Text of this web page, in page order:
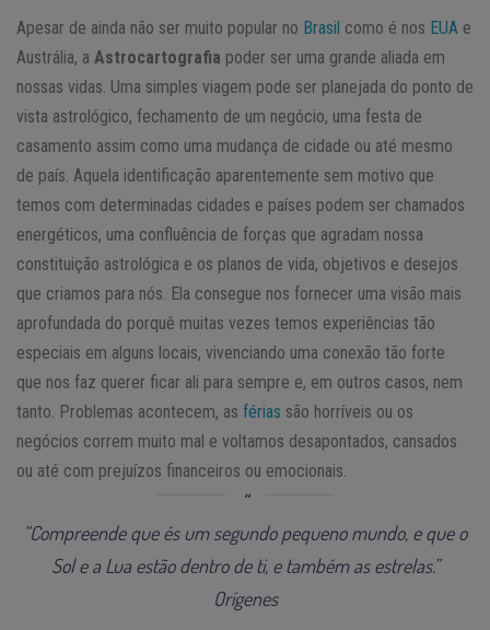
Apesar de ainda não ser muito popular no Brasil como é nos EUA e
Austrália, a Astrocartografia poder ser uma grande aliada em
nossas vidas. Uma simples viagem pode ser planejada do ponto de
vista astrológico, fechamento de um negócio, uma festa de
casamento assim como uma mudança de cidade ou até mesmo
de país. Aquela identificação aparentemente sem motivo que
temos com determinadas cidades e países podem ser chamados
energéticos, uma confluência de forças que agradam nossa
constituição astrológica e os planos de vida, objetivos e desejos
que criamos para nós. Ela consegue nos fornecer uma visão mais
aprofundada do porquê muitas vezes temos experiências tão
especiais em alguns locais, vivenciando uma conexão tão forte
que nos faz querer ficar ali para sempre e, em outros casos, nem
tanto. Problemas acontecem, as férias são horríveis ou os
negócios correm muito mal e voltamos desapontados, cansados
ou até com prejuízos financeiros ou emocionais.
“Compreende que és um segundo pequeno mundo, e que o
Sol e a Lua estão dentro de ti, e também as estrelas.”
Orígenes